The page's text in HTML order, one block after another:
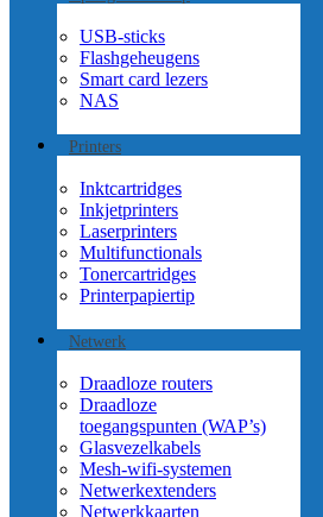
USB-sticks
Flashgeheugens
Smart card lezers
NAS
Printers
Inktcartridges
Inkjetprinters
Laserprinters
Multifunctionals
Tonercartridges
Printerpapiertip
Netwerk
Draadloze routers
Draadloze
toegangspunten (WAP’s)
Glasvezelkabels
Mesh-wifi-systemen
Netwerkextenders
Netwerkkaarten